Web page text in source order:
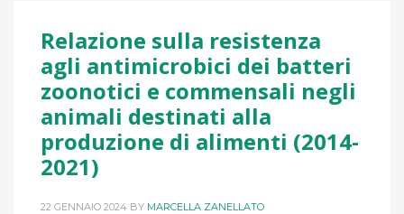
Relazione sulla resistenza
agli antimicrobici dei batteri
zoonotici e commensali negli
animali destinati alla
produzione di alimenti (2014-
2021)
22 GENNAIO 2024 BY MARCELLA ZANELLATO